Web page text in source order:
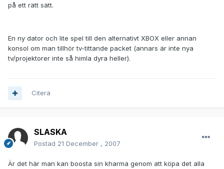
på ett rätt sätt.
En ny dator och lite spel till den alternativt XBOX eller annan
konsol om man tillhör tv-tittande packet (annars är inte nya
tv/projektorer inte så himla dyra heller).
Citera
SLASKA
Postad 21 December , 2007
Är det här man kan boosta sin kharma genom att köpa det alla